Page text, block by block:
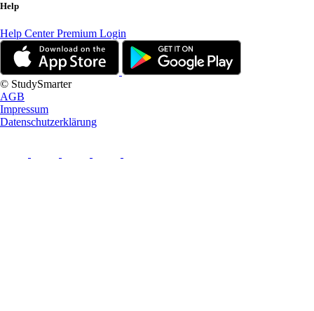
Help
Help CenterPremium Login
© StudySmarter
AGB
Impressum
Datenschutzerklärung